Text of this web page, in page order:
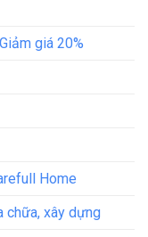
giá 20%
Home
chữa, xây dựng